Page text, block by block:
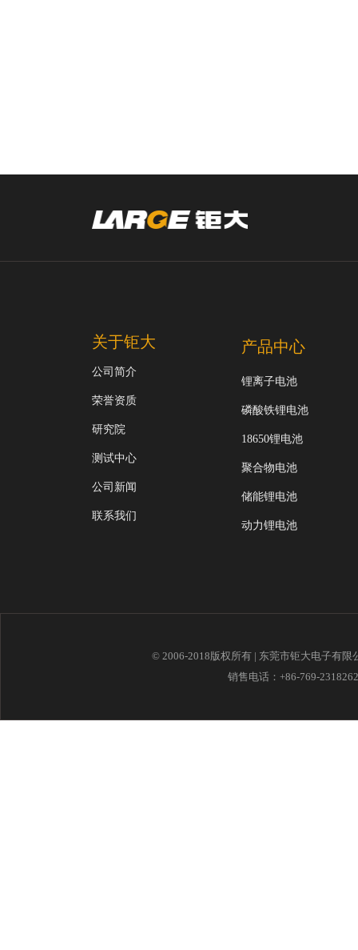
关于钜大
公司简介
荣誉资质
研究院
测试中心
公司新闻
联系我们
产品中心
锂离子电池
磷酸铁锂电池
18650锂电池
聚合物电池
储能锂电池
动力锂电池
© 2006-2018版权所有 | 东莞市钜大电子有
销售电话：+86-769-